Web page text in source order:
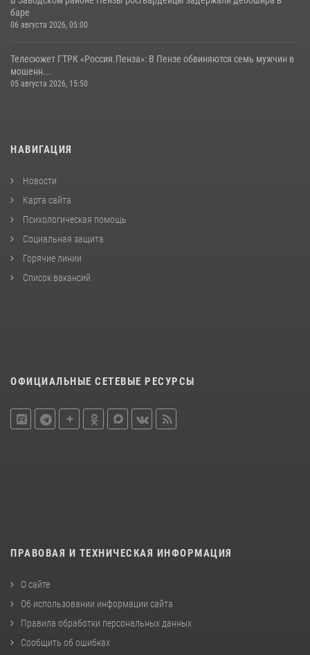
баре
06 августа 2026, 05:00
Телесюжет ГТРК «Россия.Пенза»: В Пензе обвиняются семь мужчин в
мошенн...
05 августа 2026, 15:50
НАВИГАЦИЯ
Новости
Карта сайта
Психологическая помощь
Социальная защита
Горячие линии
Список вакансий
ОФИЦИАЛЬНЫЕ СЕТЕВЫЕ РЕСУРСЫ
ПРАВОВАЯ И ТЕХНИЧЕСКАЯ ИНФОРМАЦИЯ
О сайте
Об использовании информации сайта
Правила обработки персональных данных
Сообщить об ошибках